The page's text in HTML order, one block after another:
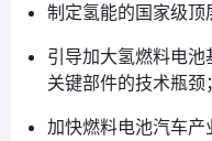
制定氢能的国家级顶
引导加大氢燃料电
关键部件的技术瓶颈；
加快燃料电池汽车